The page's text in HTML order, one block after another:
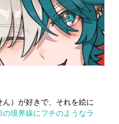
）が好きで、それを絵に
の境界線にフチのようなラ